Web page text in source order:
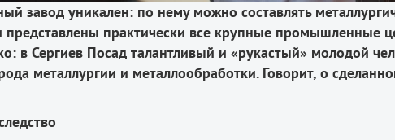
завод уникален: по нему можно составлять
представлены практически все крупные промышленные
в Сергиев Посад талантливый и «рукастый» молодой
металлургии и металлообработки. Говорит, о